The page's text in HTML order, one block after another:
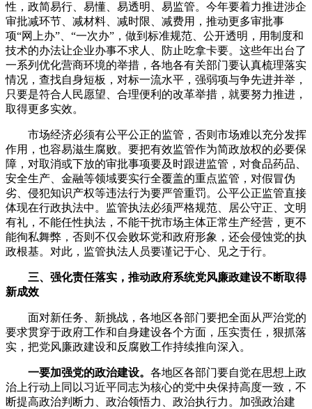
性，政简易行、易懂、易透明、易监管。今年要着力推进涉企
审批减环节、减材料、减时限、减费用，推动更多审批事
项“网上办”、“一次办”，做到标准规范、公开透明，用制度和
技术的办法让企业办事不求人、防止吃拿卡要。这些年出台了
一系列优化营商环境的举措，各地各有关部门要认真梳理落实
情况，查找自身短板，对标一流水平，强弱项与争先进并举，
只要是符合人民愿望、合理便利的改革举措，就要努力推进，
取得更多实效。
市场经济必须有公平公正的监管，否则市场难以充分发挥
作用，也容易滋生腐败。要把有效监管作为简政放权的必要保
障，对取消或下放的审批事项要及时跟进监管，对食品药品、
安全生产、金融等领域要实行全覆盖的重点监管，对假冒伪
劣、侵犯知识产权等违法行为要严管重罚。公平公正监管直接
体现在行政执法中。监管执法必须严格规范、居公守正、文明
有礼，不能任性执法，不能干扰市场主体正常生产经营，更不
能徇私舞弊，否则不仅会败坏党和政府形象，还会侵蚀党的执
政根基。对此，监管执法人员要谨记于心、见之于行。
三、强化责任落实，推动政府系统党风廉政建设不断取得
新成效
面对新任务、新挑战，各地区各部门要把全面从严治党的
要求贯穿于政府工作和自身建设各个方面，压实责任，狠抓落
实，把党风廉政建设和反腐败工作持续推向深入。
一要加强党的政治建设。 各地区各部门要自觉在思想上政
治上行动上同以习近平同志为核心的党中央保持高度一致，不
断提高政治判断力、政治领悟力、政治执行力。加强政治建